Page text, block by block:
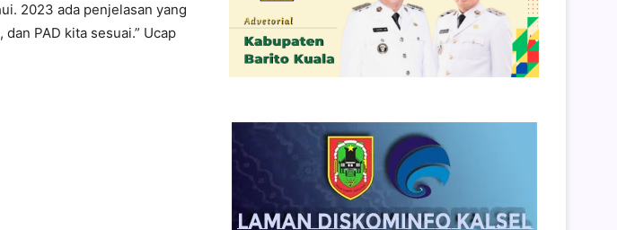
2023 ada penjelasan yang
PAD kita sesuai.” Ucap